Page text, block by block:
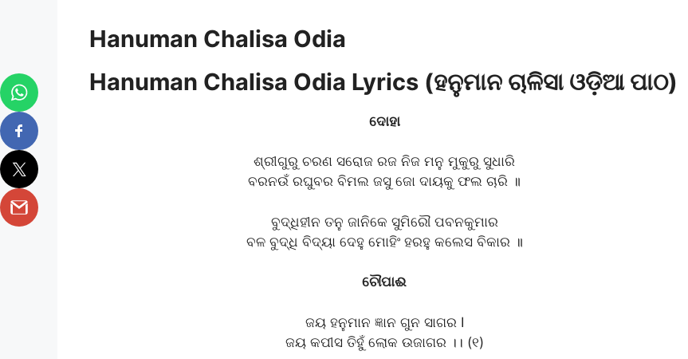
Hanuman Chalisa Odia
Hanuman Chalisa Odia Lyrics (ହନୁମାନ ଚାଳିସା ଓଡ଼ିଆ ପାଠ)
ଦୋହା
ଶ୍ରୀଗୁରୁ ଚରଣ ସରୋଜ ରଜ ନିଜ ମନୁ ମୁକୁରୁ ସୁଧାରି
ବରନଉଁ ରଘୁବର ବିମଲ ଜସୁ ଜୋ ଦାୟକୁ ଫଲ ଚାରି ॥
ବୁଦ୍ଧିହୀନ ତନୁ ଜାନିକେ ସୁମିରୌ ପବନକୁମାର
ବଳ ବୁଦ୍ଧି ବିଦ୍ୟା ଦେହୁ ମୋହିଂ ହରହୁ କଲେସ ବିକାର ॥
ଚୌପାଈ
ଜୟ ହନୁମାନ ଜ୍ଞାନ ଗୁନ ସାଗର I
ଜୟ କପୀସ ତିହୁଁ ଲୋକ ଉଜାଗର ।। (୧)